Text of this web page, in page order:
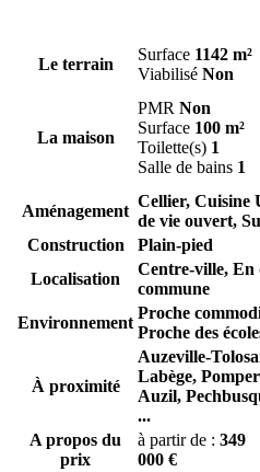
Le terrain
Surface 1142 m²
Viabilisé Non
La maison
PMR Non
Surface 100 m²
Toilette(s) 1
Salle de bains 1
Aménagement
Cellier, Cuisine
de vie ouvert,
Construction
Plain-pied
Localisation
Centre-ville, En
commune
Environnement
Proche
Proche des
À proximité
Auzeville-
Labège,
Auzil,
...
A propos du
prix
à partir de : 349
000 €